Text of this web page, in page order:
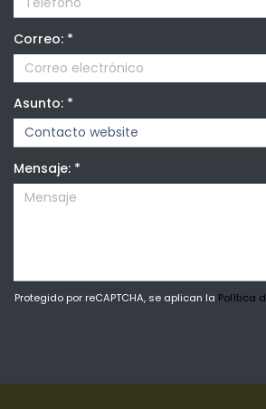
Correo: *
Asunto: *
Mensaje: *
Protegido por reCAPTCHA, se aplican la Política